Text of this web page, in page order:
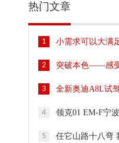
热门文章
1 小需求可以大满
2 突破本色——感受全新
3 全新奥迪A8L试
4 领克01 EM-F宁波
5 任它山路十八弯